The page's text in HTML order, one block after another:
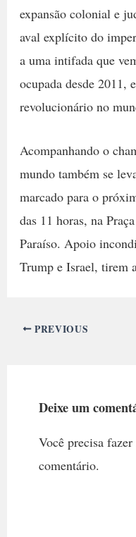
expansão colonial e
aval explícito do
a uma intifada que
ocupada desde 2011,
revolucionário no
Acompanhando o
mundo também se
marcado para o
das 11 horas, na
Paraíso. Apoio
Trump e Israel, tirem
PREVIOUS
Deixe um
Você precisa fazer
comentário.